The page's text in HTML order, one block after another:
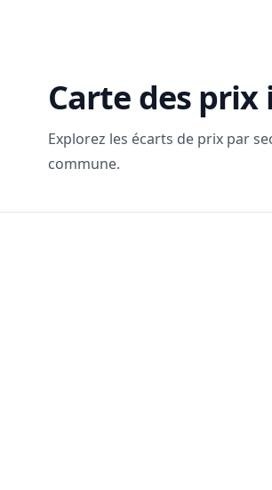
Carte des
Explorez les écarts de prix par
commune.